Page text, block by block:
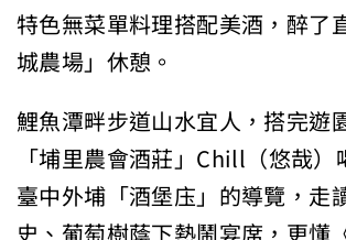
特色無菜單料理搭配美酒，醉
城農場」休憩。
鯉魚潭畔步道山水宜人，搭完遊
「埔里農會酒莊」Chill（悠哉
臺中外埔「酒堡庒」的導覽，走